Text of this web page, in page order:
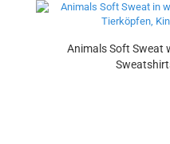
Animals Soft Sweat